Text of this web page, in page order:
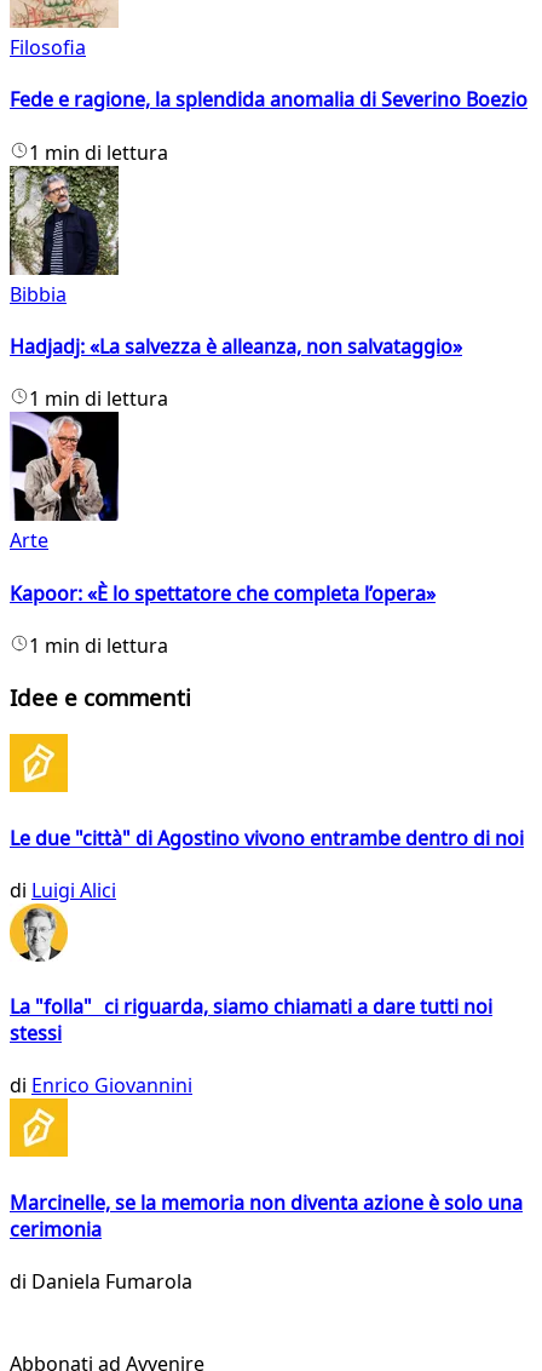
Filosofia
Fede e ragione, la splendida anomalia di Severino Boezio
1 min di lettura
Bibbia
Hadjadj: «La salvezza è alleanza, non salvataggio»
1 min di lettura
Arte
Kapoor: «È lo spettatore che completa l’opera»
1 min di lettura
Idee e commenti
Le due "città" di Agostino vivono entrambe dentro di noi
di Luigi Alici
La "folla" ci riguarda, siamo chiamati a dare tutti noi
stessi
di Enrico Giovannini
Marcinelle, se la memoria non diventa azione è solo una
cerimonia
di Daniela Fumarola
Abbonati ad Avvenire